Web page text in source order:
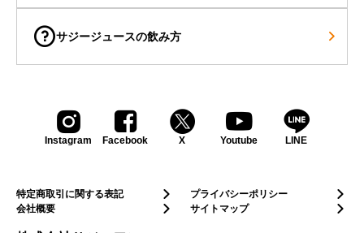
サジージュースの飲み方
Instagram Facebook X Youtube LINE
特定商取引に関する表記
プライバシーポリシー
会社概要
サイトマップ